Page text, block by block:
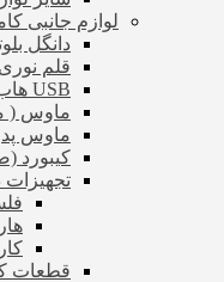
لوازم جانبی
دانگل
قلم نوری
USB هاب
ماوس (
ماوس پد
کیبورد
قطعات